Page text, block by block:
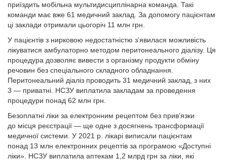
приїздить мобільна мультидисциплінарна команда. Такі
команди має вже 61 медичний заклад. За допомогу пацієнтам
ці заклади отримали цьогоріч 11 млн грн.
У пацієнтів з нирковою недостатністю з’явилася можливість
лікуватися амбулаторно методом перитонеального діалізу. Ця
процедура дозволяє вивести з організму продукти обміну
речовин без спеціального складного обладнання.
Перитонеальний діаліз проводить 31 медичний заклад, з них
3 — приватні. НСЗУ виплатила закладам за проведення
процедури понад 62 млн грн.
Безоплатні ліки за електронним рецептом без прив’язки
до місця реєстрації — ще одне з досягнень трансформації
медичної системи. У 2021 р. лікарі виписали пацієнтам
понад 13 млн електронних рецептів за програмою «Доступні
ліки». НСЗУ виплатила аптекам 1,2 млрд грн за ліки, які